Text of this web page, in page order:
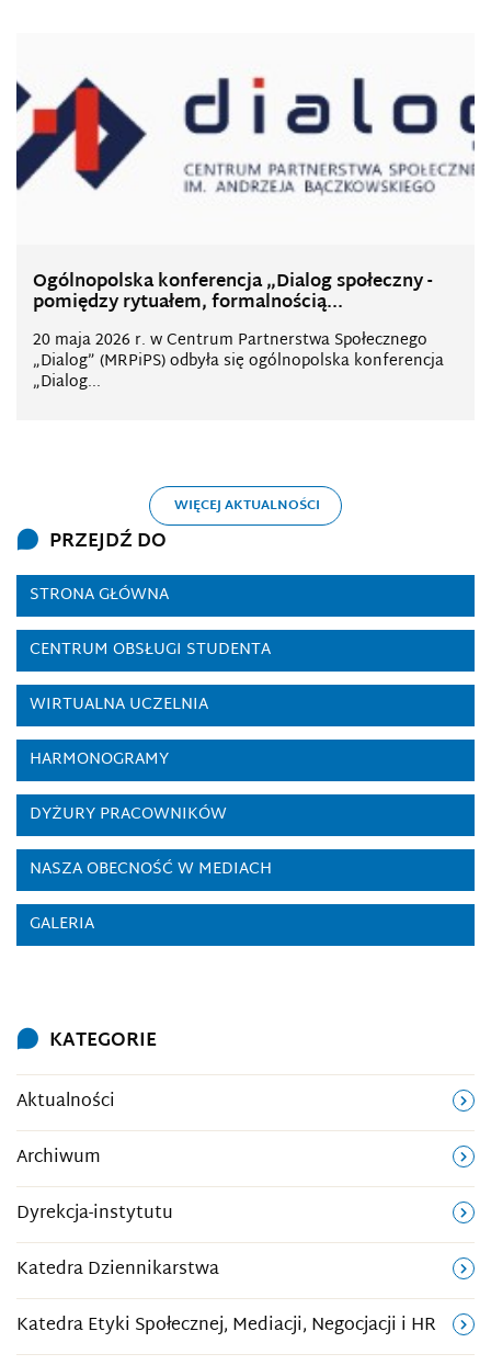
Ogólnopolska konferencja „Dialog społeczny -
pomiędzy rytuałem, formalnością...
20 maja 2026 r. w Centrum Partnerstwa Społecznego
„Dialog” (MRPiPS) odbyła się ogólnopolska konferencja
„Dialog...
WIĘCEJ AKTUALNOŚCI
PRZEJDŹ DO
STRONA GŁÓWNA
CENTRUM OBSŁUGI STUDENTA
WIRTUALNA UCZELNIA
HARMONOGRAMY
DYŻURY PRACOWNIKÓW
NASZA OBECNOŚĆ W MEDIACH
GALERIA
KATEGORIE
Aktualności
Archiwum
Dyrekcja-instytutu
Katedra Dziennikarstwa
Katedra Etyki Społecznej, Mediacji, Negocjacji i HR